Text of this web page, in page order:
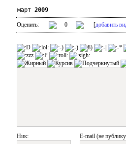
март 2009
Оценить: 0 [добавить
Ник: E-mail (не